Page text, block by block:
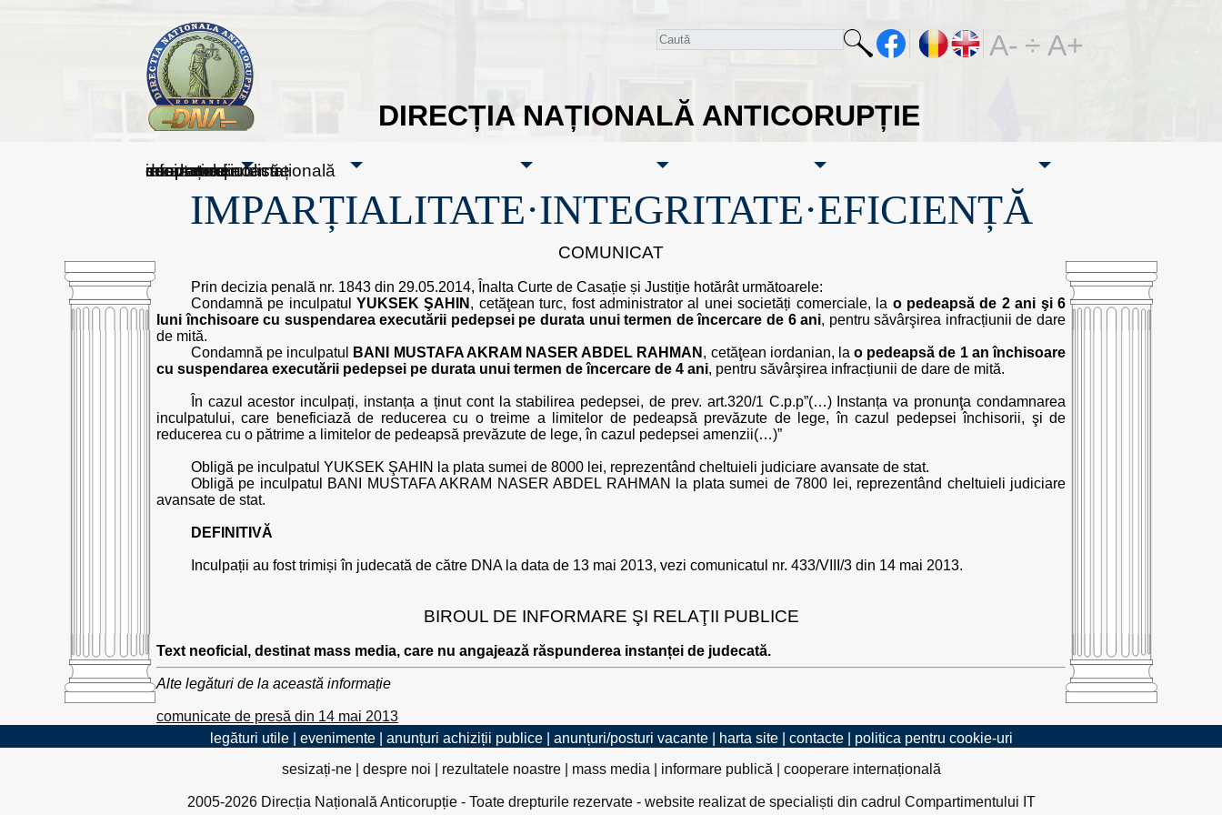
DIRECȚIA NAȚIONALĂ ANTICORUPȚIE
A- ÷ A+
sesizați-ne
despre noi
rezultatele noastre
mass media
informare publică
cooperare internațională
IMPARȚIALITATE·INTEGRITATE·EFICIENȚĂ
COMUNICAT
Prin decizia penală nr. 1843 din 29.05.2014, Înalta Curte de Casație și Justiție hotărât următoarele:
Condamnă pe inculpatulYUKSEK ŞAHIN , cetăţean turc, fost administrator al unei societăți comerciale, la o pedeapsă de 2 ani şi 6
luni închisoare cu suspendarea executării pedepsei pe durata unui termen de încercare de 6 ani, pentru săvârşirea infracțiunii de dare
de mită.
Condamnă pe inculpatul
BANI MUSTAFA AKRAM NASER ABDEL RAHMAN , cetăţean iordanian, lao pedeapsă de 1 an închisoare
cu suspendarea executării pedepsei pe durata unui termen de încercare de 4 ani, pentru săvârşirea infracțiunii de dare de mită.
În cazul acestor inculpați, instanța a ținut cont la stabilirea pedepsei, de prev. art.320/1 C.p.p”(…) Instanța va pronunţa condamnarea
inculpatului, care beneficiază de reducerea cu o treime a limitelor de pedeapsă prevăzute de lege, în cazul pedepsei închisorii, şi de
reducerea cu o pătrime a limitelor de pedeapsă prevăzute de lege, în cazul pedepsei amenzii(…)”
Obligă pe inculpatul YUKSEK ŞAHIN la plata sumei de 8000 lei, reprezentând cheltuieli judiciare avansate de stat.
Obligă pe inculpatul BANI MUSTAFA AKRAM NASER ABDEL RAHMAN la plata sumei de 7800 lei, reprezentând cheltuieli judiciare
avansate de stat.
DEFINITIVĂ
Inculpații au fost trimiși în judecată de către DNA la data de 13 mai 2013, vezi comunicatul nr. 433/VIII/3 din 14 mai 2013.
BIROUL DE INFORMARE ŞI RELAŢII PUBLICE
Text neoficial, destinat mass media, care nu angajează răspunderea instanței de judecată.
Alte legături de la această informație
comunicate de presă din 14 mai 2013
legături utile| evenimente| anunțuri achiziții publice| anunțuri/posturi vacante| harta site| contacte| politica pentru cookie-uri
sesizați-ne| despre noi rezultatele noastre| mass media informare publică cooperare internațională
2005-2026 Direcția Națională Anticorupție - Toate drepturile rezervate - website realizat de specialiști din cadrul Compartimentului IT